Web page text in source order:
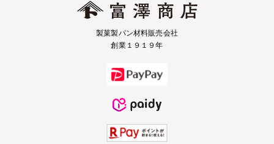
製菓製パン材料販売会社
創業１９１９年